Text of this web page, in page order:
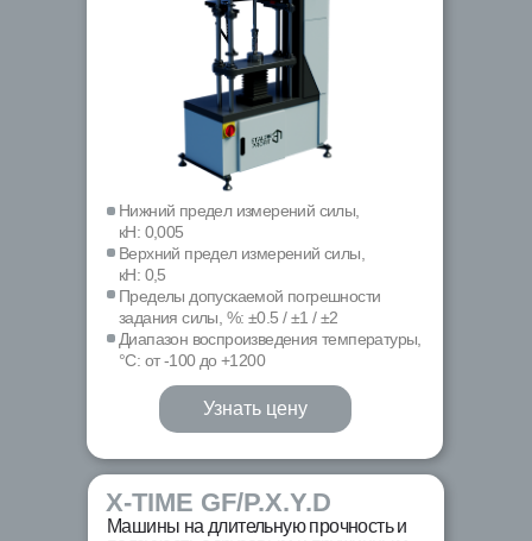
X-TIME GF/P.X.Y.D
Машины на длительную прочность и
Нижний предел измерений силы,
кН: 0,005
Верхний предел измерений силы,
кН: 0,5
Пределы допускаемой погрешности
задания силы, %: ±0.5 / ±1 / ±2
Диапазон воспроизведения температуры,
°С: от -100 до +1200
Узнать цену